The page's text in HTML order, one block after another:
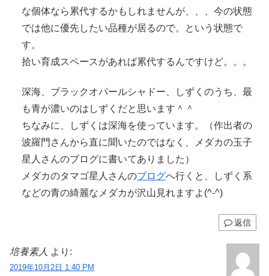
な個体なら累代するかもしれませんが、、、今の状態
では他に優先したい品種が居るので。という状態で
す。
拾い育成スペースがあれば累代するんですけど。。。
深海、ブラックオパールシャドー、しずくのうち、最
も青が濃いのはしずくだと思います＾＾
ちなみに、しずくは深海を使っています。（作出者の
波羅門さんから直に聞いたのではなく、メダカの玉子
星人さんのブログに書いてありました）
メダカのタマゴ星人さんのブログへ行くと、しずく系
などの青の綺麗なメダカが沢山見れますよ(^-^)
返信
培養素人 より:
2019年10月2日 1:40 PM